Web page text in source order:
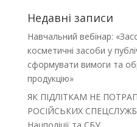
Недавні записи
Навчальний вебінар:
косметичні засоби у
сформувати вимоги та
продукцію»
ЯК ПІДЛІТКАМ НЕ
РОСІЙСЬКИХ